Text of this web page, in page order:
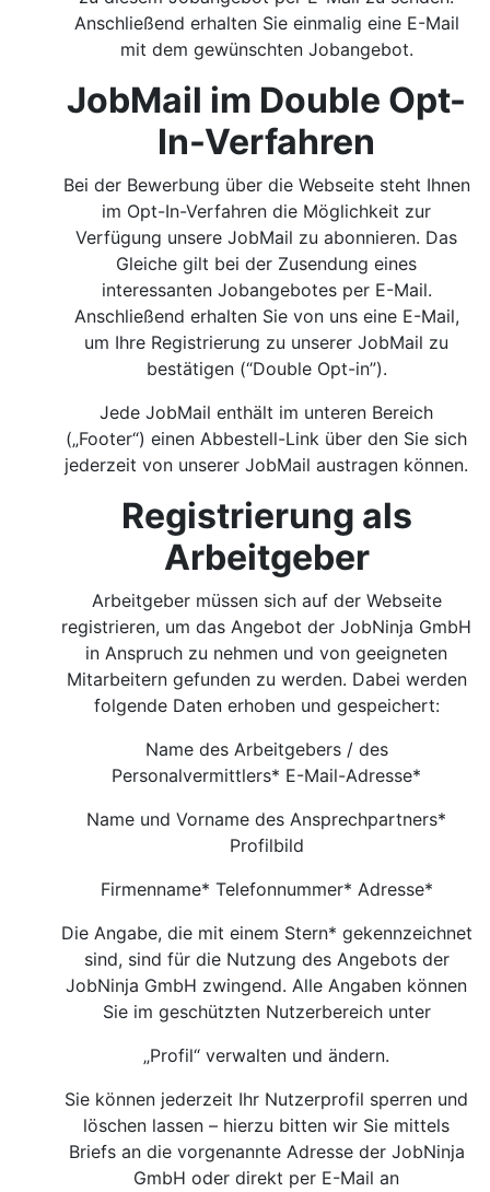
Anschließend erhalten Sie einmalig eine E-Mail
mit dem gewünschten Jobangebot.
JobMail im Double Opt-
In-Verfahren
Bei der Bewerbung über die Webseite steht Ihnen
im Opt-In-Verfahren die Möglichkeit zur
Verfügung unsere JobMail zu abonnieren. Das
Gleiche gilt bei der Zusendung eines
interessanten Jobangebotes per E-Mail.
Anschließend erhalten Sie von uns eine E-Mail,
um Ihre Registrierung zu unserer JobMail zu
bestätigen (“Double Opt-in”).
Jede JobMail enthält im unteren Bereich
(„Footer“) einen Abbestell-Link über den Sie sich
jederzeit von unserer JobMail austragen können.
Registrierung als
Arbeitgeber
Arbeitgeber müssen sich auf der Webseite
registrieren, um das Angebot der JobNinja GmbH
in Anspruch zu nehmen und von geeigneten
Mitarbeitern gefunden zu werden. Dabei werden
folgende Daten erhoben und gespeichert:
Name des Arbeitgebers / des
Personalvermittlers* E-Mail-Adresse*
Name und Vorname des Ansprechpartners*
Profilbild
Firmenname* Telefonnummer* Adresse*
Die Angabe, die mit einem Stern* gekennzeichnet
sind, sind für die Nutzung des Angebots der
JobNinja GmbH zwingend. Alle Angaben können
Sie im geschützten Nutzerbereich unter
„Profil“ verwalten und ändern.
Sie können jederzeit Ihr Nutzerprofil sperren und
löschen lassen – hierzu bitten wir Sie mittels
Briefs an die vorgenannte Adresse der JobNinja
GmbH oder direkt per E-Mail an